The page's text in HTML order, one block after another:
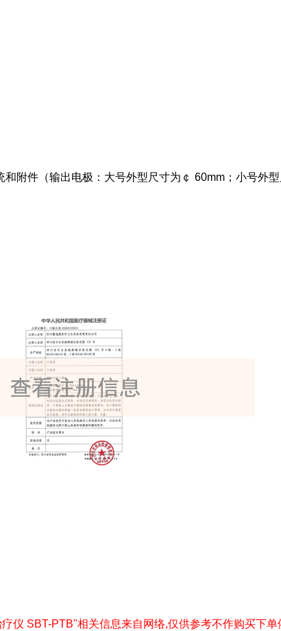
附件（输出电极：大号外型尺寸为￠ 60mm；小号外型
仪 SBT-PTB"相关信息来自网络,仅供参考不作购买下单